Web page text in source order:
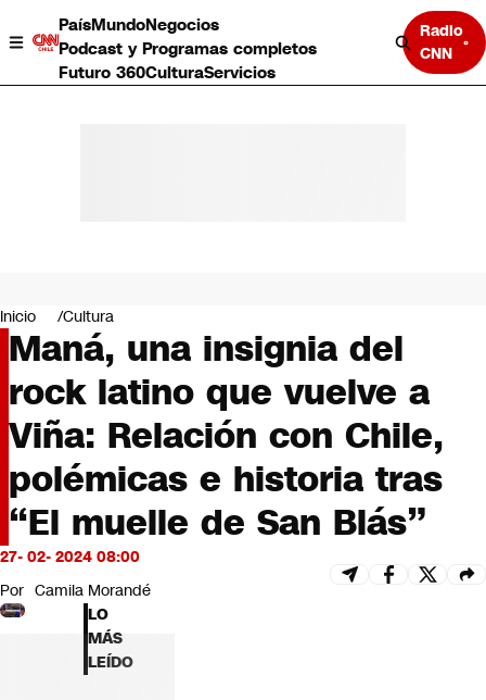
PaísMundoNegocios
Podcast y Programas completos
Futuro 360CulturaServicios
Radio
CNN
Negocios
Deportes
Programas completos
Cultura
Servicios
Bits
CNN Data
CNN tiempo
Futuro 360
Opinión
Inicio Cultura
Maná, una insignia del
rock latino que vuelve a
Viña: Relación con Chile,
polémicas e historia tras
“El muelle de San Blás”
27- 02- 2024 08:00
Por Camila Morandé
LO
MÁS
LEÍDO